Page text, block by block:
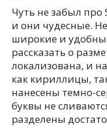
Чуть не забыл про
и они чудесные.
широкие и
рассказать о
локализована, и
как кириллицы,
нанесены темно-
буквы не
разделены